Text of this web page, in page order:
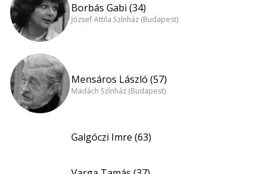
Borbás Gabi (34)
József Attila Színház (Budapest)
Mensáros László (57)
Madách Színház (Budapest)
Galgóczi Imre (63)